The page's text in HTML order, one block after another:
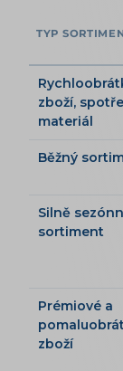
TYP
zboží,
materiál
Běžný
Silně
sortiment
Prémiové a
zboží